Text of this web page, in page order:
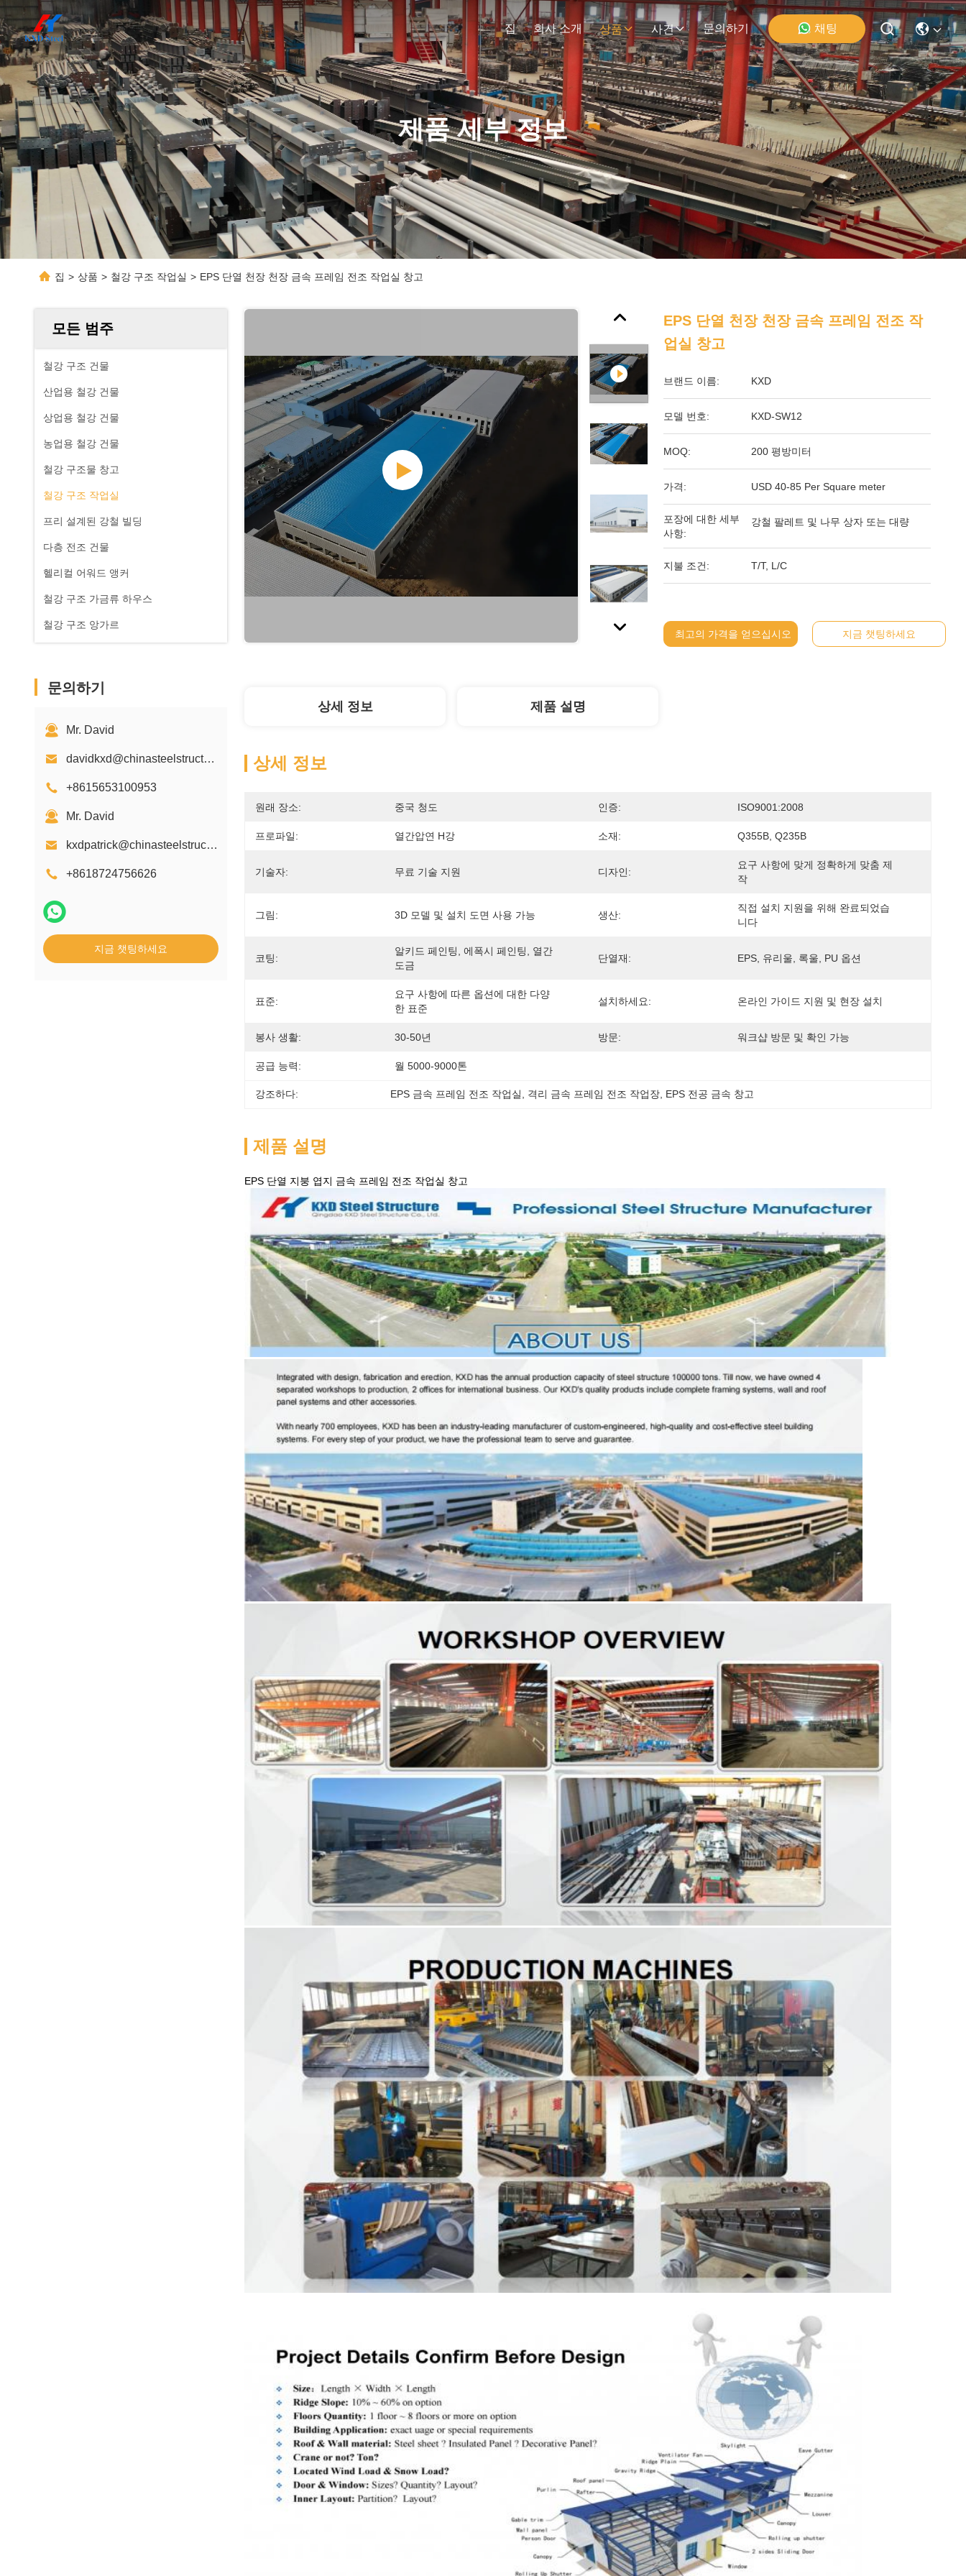
집 회사 소개 상품 사건 문의하기 채팅
제품 세부 정보
집 > 상품 > 철강 구조 작업실 > EPS 단열 천장 천장 금속 프레임 전조 작업실 창고
모든 범주
철강 구조 건물
산업용 철강 건물
상업용 철강 건물
농업용 철강 건물
철강 구조물 창고
철강 구조 작업실
프리 설계된 강철 빌딩
다층 전조 건물
헬리컬 어워드 앵커
철강 구조 가금류 하우스
철강 구조 앙가르
문의하기
Mr. David
davidkxd@chinasteelstructure.cn
+8615653100953
Mr. David
kxdpatrick@chinasteelstructure.cn
+8618724756626
지금 챗팅하세요
EPS 단열 천장 천장 금속 프레임 전조 작
업실 창고
브랜드 이름: KXD
모델 번호: KXD-SW12
MOQ: 200 평방미터
가격: USD 40-85 Per Square meter
포장에 대한 세부
사항:
강철 팔레트 및 나무 상자 또는 대량
지불 조건: T/T, L/C
최고의 가격을 얻으십시오 지금 챗팅하세요
상세 정보 제품 설명
상세 정보
원래 장소: 중국 청도 인증: ISO9001:2008
프로파일: 열간압연 H강 소재: Q355B, Q235B
기술자: 무료 기술 지원 디자인:
요구 사항에 맞게 정확하게 맞춤 제
작
그림: 3D 모델 및 설치 도면 사용 가능 생산:
직접 설치 지원을 위해 완료되었습
니다
코팅:
알키드 페인팅, 에폭시 페인팅, 열간
도금
단열재: EPS, 유리울, 록울, PU 옵션
표준:
요구 사항에 따른 옵션에 대한 다양
한 표준
설치하세요: 온라인 가이드 지원 및 현장 설치
봉사 생활: 30-50년 방문: 워크샵 방문 및 확인 가능
공급 능력: 월 5000-9000톤
강조하다: EPS 금속 프레임 전조 작업실 격리 금속 프레임 전조 작업장 EPS 전공 금속 창고
제품 설명
EPS 단열 지붕 엽지 금속 프레임 전조 작업실 창고